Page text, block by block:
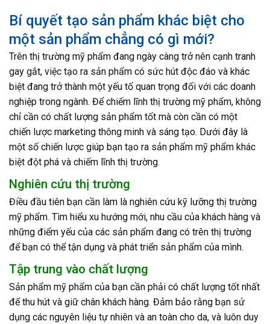
Bí quyết tạo sản phẩm khác biệt cho
một sản phẩm chẳng có gì mới?
Trên thị trường mỹ phẩm đang ngày càng trở nên cạnh tranh
gay gắt, việc tạo ra sản phẩm có sức hút độc đáo và khác
biệt đang trở thành một yếu tố quan trọng đối với các doanh
nghiệp trong ngành. Để chiếm lĩnh thị trường mỹ phẩm, không
chỉ cần có chất lượng sản phẩm tốt mà còn cần có một
chiến lược marketing thông minh và sáng tạo. Dưới đây là
một số chiến lược giúp bạn tạo ra sản phẩm mỹ phẩm khác
biệt đột phá và chiếm lĩnh thị trường.
Nghiên cứu thị trường
Điều đầu tiên bạn cần làm là nghiên cứu kỹ lưỡng thị trường
mỹ phẩm. Tìm hiểu xu hướng mới, nhu cầu của khách hàng và
những điểm yếu của các sản phẩm đang có trên thị trường
để bạn có thể tận dụng và phát triển sản phẩm của mình.
Tập trung vào chất lượng
Sản phẩm mỹ phẩm của bạn cần phải có chất lượng tốt nhất
để thu hút và giữ chân khách hàng. Đảm bảo rằng bạn sử
dụng các nguyên liệu tự nhiên và an toàn cho da, và luôn duy